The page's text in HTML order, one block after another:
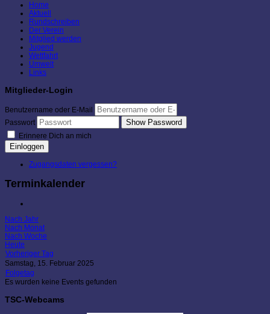
Home
Aktuell
Rundschreiben
Der Verein
Mitglied werden
Jugend
Wettfahrt
Umwelt
Links
Mitglieder-Login
Benutzername oder E-Mail
Passwort
Show Password
Erinnere Dich an mich
Einloggen
Zugangsdaten vergessen?
Terminkalender
Nach Jahr
Nach Monat
Nach Woche
Heute
Vorheriger Tag
Samstag, 15. Februar 2025
Folgetag
Es wurden keine Events gefunden
TSC-Webcams